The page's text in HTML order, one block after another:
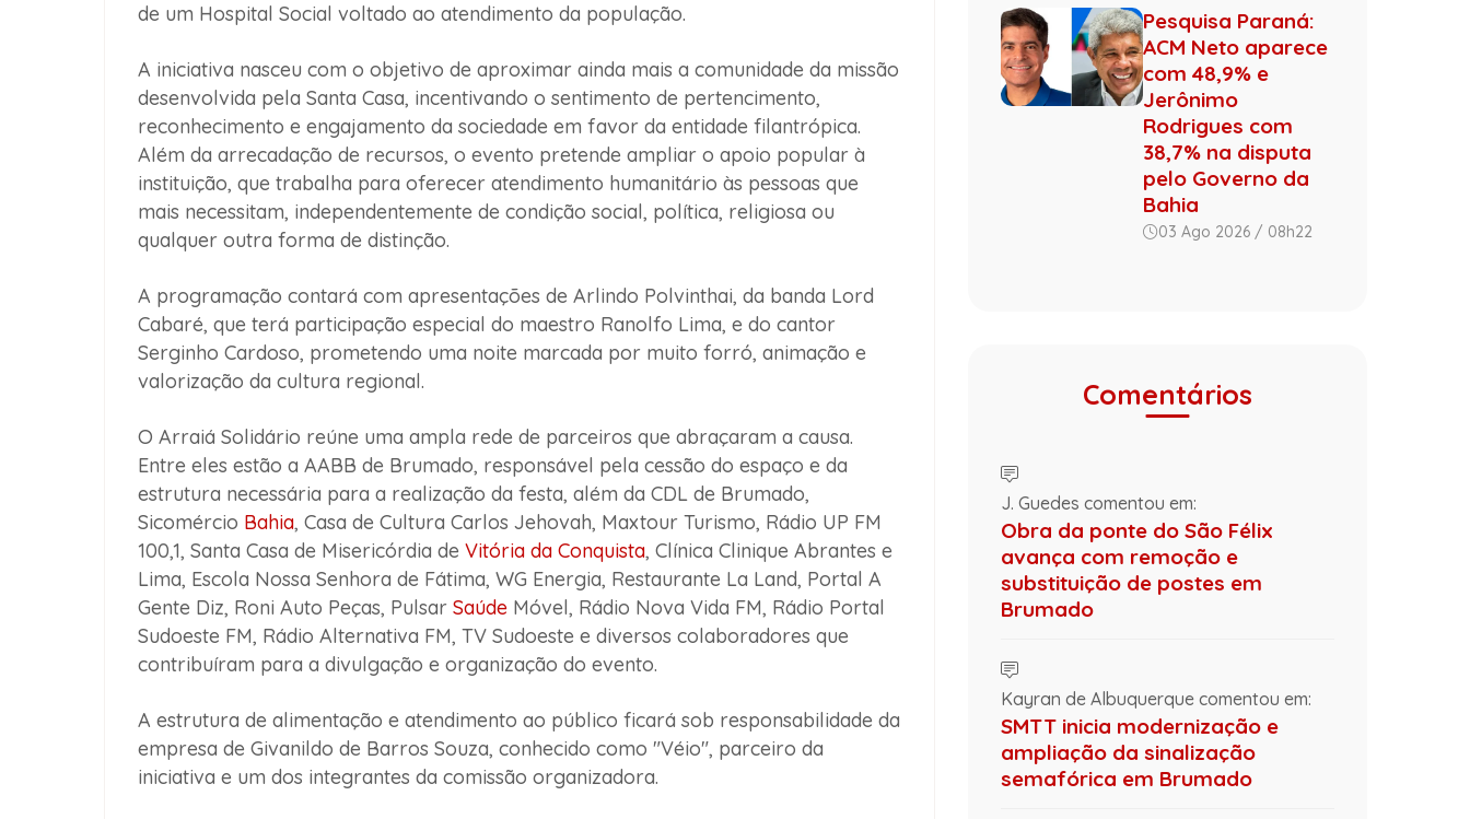
de um Hospital Social voltado ao atendimento da população.
A iniciativa nasceu com o objetivo de aproximar ainda mais a comunidade da missão
desenvolvida pela Santa Casa, incentivando o sentimento de pertencimento,
reconhecimento e engajamento da sociedade em favor da entidade filantrópica.
Além da arrecadação de recursos, o evento pretende ampliar o apoio popular à
instituição, que trabalha para oferecer atendimento humanitário às pessoas que
mais necessitam, independentemente de condição social, política, religiosa ou
qualquer outra forma de distinção.
A programação contará com apresentações de Arlindo Polvinthai, da banda Lord
Cabaré, que terá participação especial do maestro Ranolfo Lima, e do cantor
Serginho Cardoso, prometendo uma noite marcada por muito forró, animação e
valorização da cultura regional.
O Arraiá Solidário reúne uma ampla rede de parceiros que abraçaram a causa.
Entre eles estão a AABB de Brumado, responsável pela cessão do espaço e da
estrutura necessária para a realização da festa, além da CDL de Brumado,
Sicomércio Bahia, Casa de Cultura Carlos Jehovah, Maxtour Turismo, Rádio UP FM
100,1, Santa Casa de Misericórdia de Vitória da Conquista, Clínica Clinique Abrantes e
Lima, Escola Nossa Senhora de Fátima, WG Energia, Restaurante La Land, Portal A
Gente Diz, Roni Auto Peças, Pulsar SaúdeMóvel, Rádio Nova Vida FM, Rádio Portal
Sudoeste FM, Rádio Alternativa FM, TV Sudoeste e diversos colaboradores que
contribuíram para a divulgação e organização do evento.
A estrutura de alimentação e atendimento ao público ficará sob responsabilidade da
empresa de Givanildo de Barros Souza, conhecido como "Véio", parceiro da
iniciativa e um dos integrantes da comissão organizadora.
Pesquisa Paraná:
ACM Neto aparece
com 48,9% e
Jerônimo
Rodrigues com
38,7% na disputa
pelo Governo da
Bahia
03 Ago 2026 / 08h22
Comentários
J. Guedes comentou em:
Obra da ponte do São Félix
avança com remoção e
substituição de postes em
Brumado
Kayran de Albuquerque comentou em:
SMTT inicia modernização e
ampliação da sinalização
semafórica em Brumado